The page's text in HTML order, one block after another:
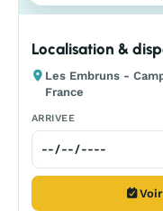
Localisation &
Les Embruns -
France
ARRIVEE